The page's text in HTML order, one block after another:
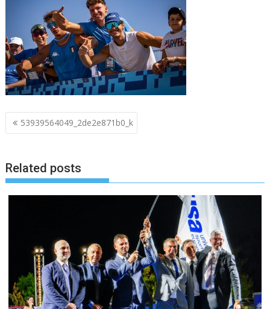
Navigazione
articoli
53939564049_2de2e871b0_k
Related posts